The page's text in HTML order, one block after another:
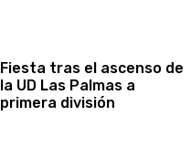
Fiesta tras el ascenso de
la UD Las Palmas a
primera división